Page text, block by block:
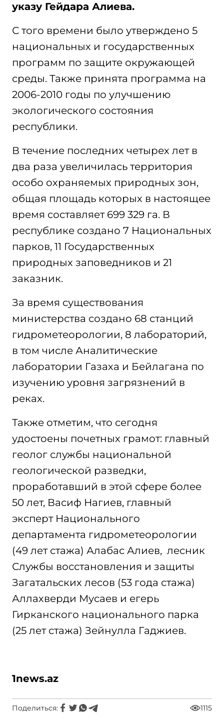
указу Гейдара Алиева.
С того времени было утверждено 5
национальных и государственных
программ по защите окружающей
среды. Также принята программа на
2006-2010 годы по улучшению
экологического состояния
республики.
В течение последних четырех лет в
два раза увеличилась территория
особо охраняемых природных зон,
общая площадь которых в настоящее
время составляет 699 329 га. В
республике создано 7 Национальных
парков, 11 Государственных
природных заповедников и 21
заказник.
За время существования
министерства создано 68 станций
гидрометеорологии, 8 лабораторий,
в том числе Аналитические
лаборатории Газаха и Бейлагана по
изучению уровня загрязнений в
реках.
Также отметим, что сегодня
удостоены почетных грамот: главный
геолог службы национальной
геологической разведки,
проработавший в этой сфере более
50 лет, Васиф Нагиев, главный
эксперт Национального
департамента гидрометеорологии
(49 лет стажа) Алабас Алиев, лесник
Службы восстановления и защиты
Загатальских лесов (53 года стажа)
Аллахверди Мусаев и егерь
Гирканского национального парка
(25 лет стажа) Зейнулла Гаджиев.
1news.az
Поделиться: 1115